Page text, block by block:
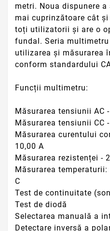
metri. Noua dispunere
mai cuprinzătoare cât
toți utilizatorii și are o
fundal. Seria
utilizarea și măsurarea
conform standardului
Funcții multimetru:
Măsurarea tensiunii AC
Măsurarea tensiunii CC
Măsurarea curentului
10,00 A
Măsurarea rezistenței -
Măsurarea temperaturii:
C
Test de continuitate
Test de diodă
Selectarea manuală a
Detectare inversă a